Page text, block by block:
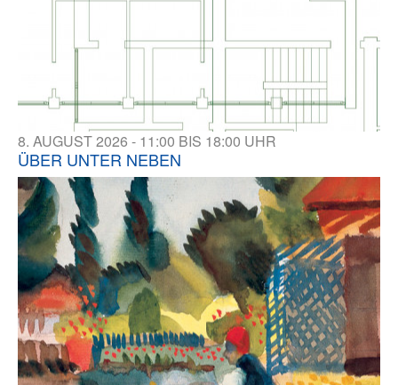
8. AUGUST 2026 - 11:00 BIS 18:00 UHR
ÜBER UNTER NEBEN